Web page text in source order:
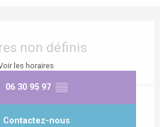
non définis
les horaires
06 30 95 97 ▒▒
Contactez-nous